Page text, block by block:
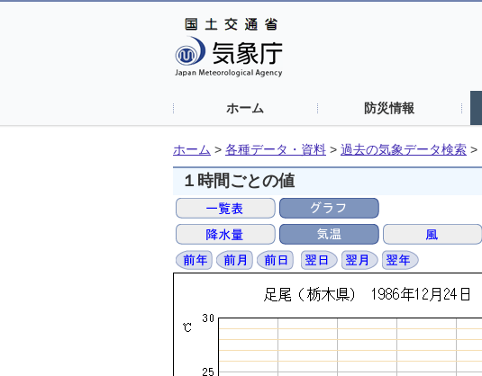
ホーム 防災情報
ホーム > 各種データ・資料 > 過去の気象データ検索 >
１時間ごとの値